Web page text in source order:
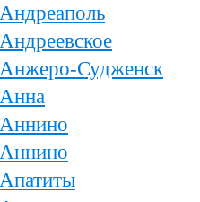
Андреаполь
Андреевское
Анжеро-Судженск
Анна
Аннино
Аннино
Апатиты